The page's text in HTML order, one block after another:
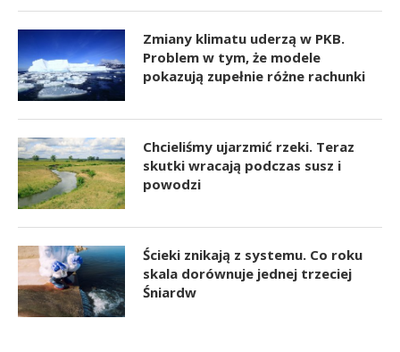
Zmiany klimatu uderzą w PKB.
Problem w tym, że modele
pokazują zupełnie różne rachunki
Chcieliśmy ujarzmić rzeki. Teraz
skutki wracają podczas susz i
powodzi
Ścieki znikają z systemu. Co roku
skala dorównuje jednej trzeciej
Śniardw